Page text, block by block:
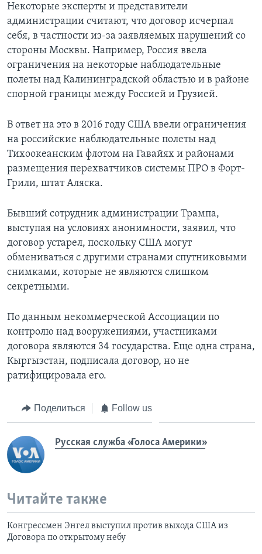
Некоторые эксперты и представители
администрации считают, что договор исчерпал
себя, в частности из-за заявляемых нарушений со
стороны Москвы. Например, Россия ввела
ограничения на некоторые наблюдательные
полеты над Калининградской областью и в районе
спорной границы между Россией и Грузией.
В ответ на это в 2016 году США ввели ограничения
на российские наблюдательные полеты над
Тихоокеанским флотом на Гавайях и районами
размещения перехватчиков системы ПРО в Форт-
Грили, штат Аляска.
Бывший сотрудник администрации Трампа,
выступая на условиях анонимности, заявил, что
договор устарел, поскольку США могут
обмениваться с другими странами спутниковыми
снимками, которые не являются слишком
секретными.
По данным некоммерческой Ассоциации по
контролю над вооружениями, участниками
договора являются 34 государства. Еще одна страна,
Кыргызстан, подписала договор, но не
ратифицировала его.
Поделиться Follow us
Русская служба «Голоса Америки»
Читайте также
Конгрессмен Энгел выступил против выхода США из
Договора по открытому небу